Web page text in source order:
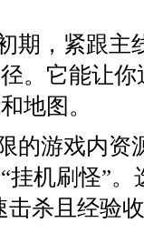
期，紧跟主
。它能让
地图。
的游戏内资
挂机刷怪”
击杀且经验